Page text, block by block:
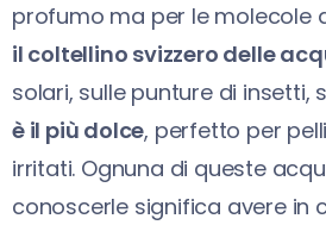
profumo ma per le molecole
il coltellino svizzero delle
solari, sulle punture di
è il più dolce, perfetto per
irritati. Ognuna di queste
conoscerle significa avere in